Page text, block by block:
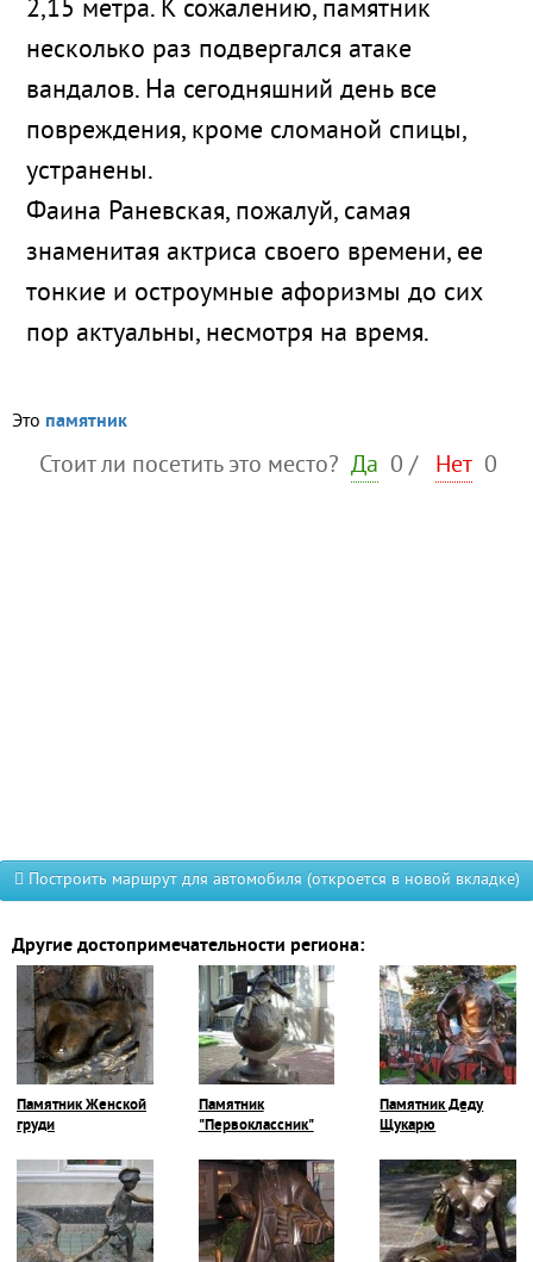
2,15 метра. К сожалению, памятник
несколько раз подвергался атаке
вандалов. На сегодняшний день все
повреждения, кроме сломаной спицы,
устранены.
Фаина Раневская, пожалуй, самая
знаменитая актриса своего времени, ее
тонкие и остроумные афоризмы до сих
пор актуальны, несмотря на время.
Это памятник
Стоит ли посетить это место? Да 0 / Нет 0
Построить маршрут для автомобиля (откроется в новой вкладке)
Другие достопримечательности региона:
Памятник Женской
груди
Памятник
"Первоклассник"
Памятник Деду
Щукарю